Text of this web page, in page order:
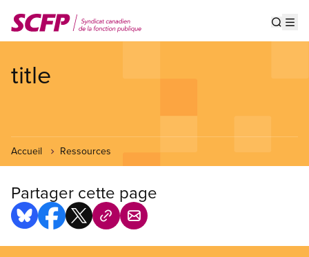
au
contenu
title
Accueil Ressources
Partager cette page